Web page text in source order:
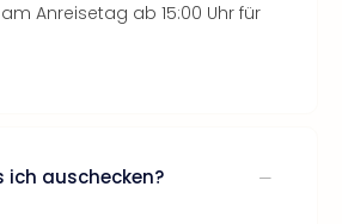
Anreisetag ab 15:00 Uhr für
ich auschecken?